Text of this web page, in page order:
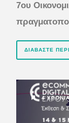
7oυ
ΔΙΑΒΆΣΤΕ
4